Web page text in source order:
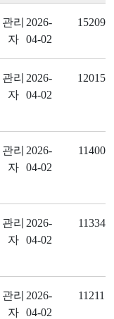
관리
자
2026-
04-02
15209
관리
자
2026-
04-02
12015
관리
자
2026-
04-02
11400
관리
자
2026-
04-02
11334
관리
자
2026-
04-02
11211